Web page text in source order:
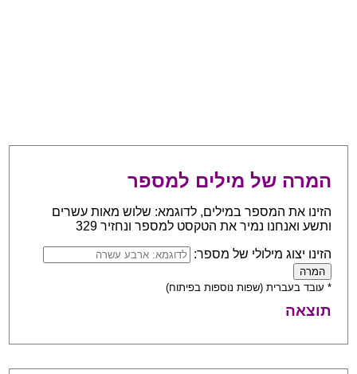
המרה של מילים למספר
הזינו את המספר במילים, לדוגמא: שלוש מאות עשרים
ותשע ואנחנו נמיר את הטקסט למספר ונחזיר 329
הזינו יצוג מילולי של מספר:
* עובד בעברית (שפות נוספות בפיתוח)
תוצאה